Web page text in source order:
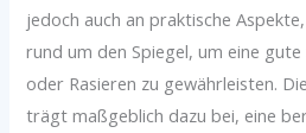
jedoch auch an praktische
rund um den Spiegel, um eine gute
oder Rasieren zu gewährleisten.
trägt maßgeblich dazu bei, eine